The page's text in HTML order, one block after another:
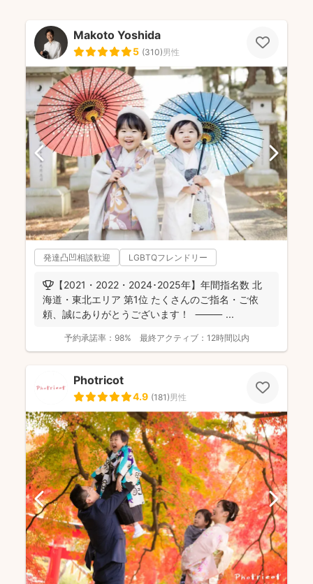
Makoto Yoshida
5 (310)男性
発達凸凹相談歓迎 LGBTQフレンドリー
🏆【2021・2022・2024･2025年】年間指名数 北
海道・東北エリア 第1位 たくさんのご指名・ご依
頼、誠にありがとうございます！ ⸻ ...
予約承諾率： 98% 最終アクティブ： 12時間以内
Photricot
4.9 (181)男性